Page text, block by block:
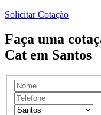
Solicitar Cotação
Faça uma
Cat em Santos